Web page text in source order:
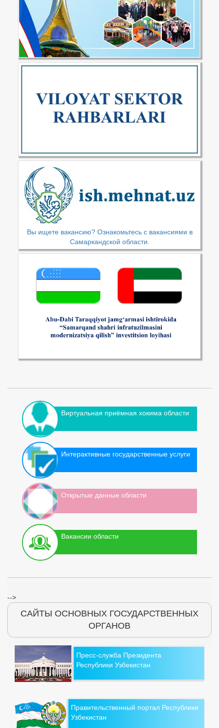
Вы ищете вакансию? Ознакомьтесь с вакансиями в
Самаркандской области.
Виртуальная приёмная хокима области
Интерактивные государственные услуги
Открытые данные области
Вакансии области
-->
САЙТЫ ОСНОВНЫХ ГОСУДАРСТВЕННЫХ
ОРГАНОВ
Пресс-служба Президента
Республики Узбекистан
Правительственный портал Республики
Узбекистан